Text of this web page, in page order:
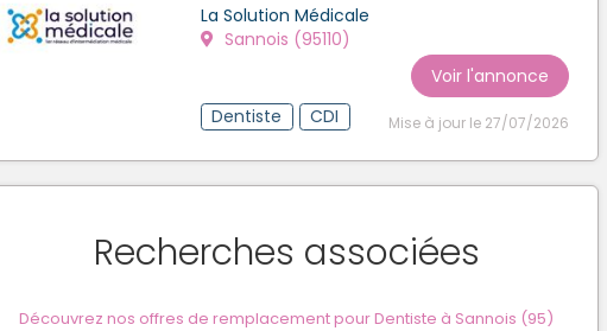
La Solution Médicale
Sannois (95110)
Voir l'annonce
Dentiste
CDI Mise à jour le 27/07/2026
Recherches associées
Découvrez nos offres de remplacement pour Dentiste à Sannois (95)